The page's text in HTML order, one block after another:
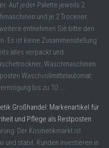
Auf jeder Palette jeweils 2
und je 2 Trockner.
entnehmen Sie bitte den
Es ist keine Zusammenstellung
alles verpackt und
Waschmaschinen
Waschvollmittelautomat:
bis zu 10 ...
Großhandel: Markenartikel für
und Pflege als Restposten
Der Kosmetikmarkt ist
und stabil. Kunden investieren in